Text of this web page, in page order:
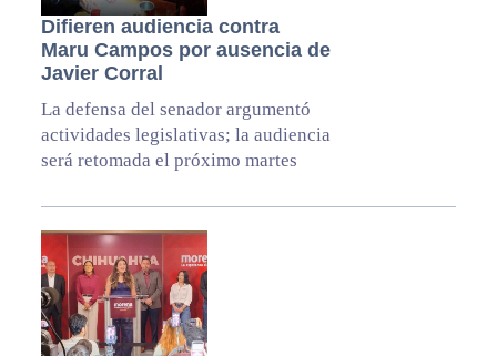
Difieren audiencia contra
Maru Campos por ausencia de
Javier Corral
La defensa del senador argumentó
actividades legislativas; la audiencia
será retomada el próximo martes